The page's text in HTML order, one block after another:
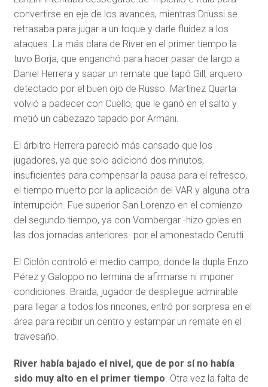
convertirse en eje de los avances, mientras Driussi se
retrasaba para jugar a un toque y darle fluidez a los
ataques. La más clara de River en el primer tiempo la
tuvo Borja, que enganchó para hacer pasar de largo a
Daniel Herrera y sacar un remate que tapó Gill, arquero
detectado por el buen ojo de Russo. Martínez Quarta
volvió a padecer con Cuello, que le ganó en el salto y
metió un cabezazo tapado por Armani.
El árbitro Herrera pareció más cansado que los
jugadores, ya que solo adicionó dos minutos,
insuficientes para compensar la pausa para el refresco,
el tiempo muerto por la aplicación del VAR y alguna otra
interrupción. Fue superior San Lorenzo en el comienzo
del segundo tiempo, ya con Vombergar -hizo goles en
las dos jornadas anteriores- por el amonestado Cerutti.
El Ciclón controló el medio campo, donde la dupla Enzo
Pérez y Galoppo no termina de afirmarse ni imponer
condiciones. Braida, jugador de despliegue admirable
para llegar a todos los rincones, entró por sorpresa en el
área para recibir un centro y estampar un remate en el
travesaño.
River había bajado el nivel, que de por sí no había
sido muy alto en el primer tiempo. Otra vez la falta de